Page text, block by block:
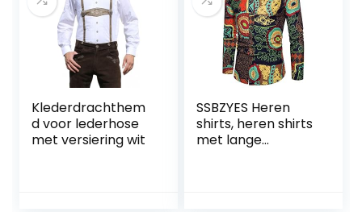
Klederdrachthem
d voor lederhose
met versiering wit
SSBZYES Heren
shirts, heren shirts
met lange